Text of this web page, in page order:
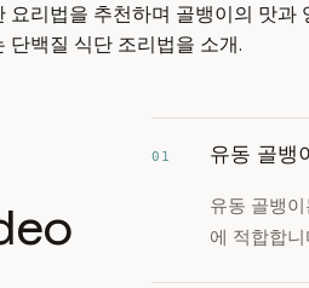
리법을 추천하며 골뱅이의 맛과
단백질 식단 조리법을 소개.
01 유동 골뱅
유동 골뱅
에 적합합니